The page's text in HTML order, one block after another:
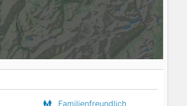
Familienfreundlich